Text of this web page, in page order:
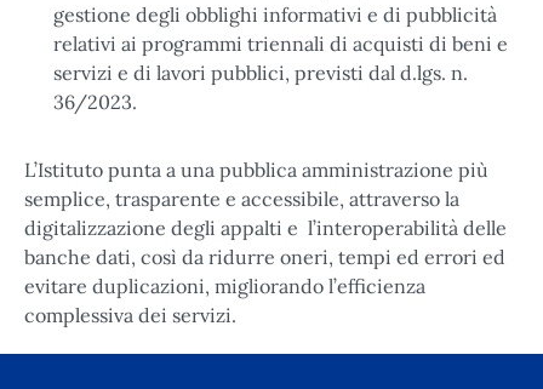
gestione degli obblighi informativi e di pubblicità
relativi ai programmi triennali di acquisti di beni e
servizi e di lavori pubblici, previsti dal d.lgs. n.
36/2023.
L’Istituto punta a una pubblica amministrazione più
semplice, trasparente e accessibile, attraverso la
digitalizzazione degli appalti e l’interoperabilità delle
banche dati, così da ridurre oneri, tempi ed errori ed
evitare duplicazioni, migliorando l’efficienza
complessiva dei servizi.